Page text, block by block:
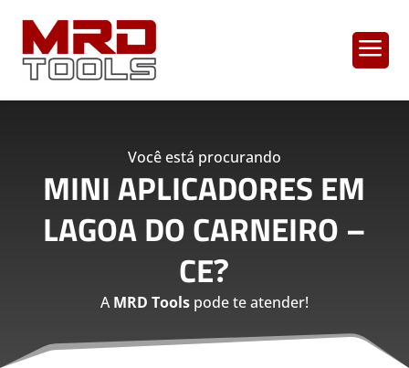
a
Você está procurando
MINI APLICADORES EM
LAGOA DO CARNEIRO –
CE?
AMRD Toolspode te atender!